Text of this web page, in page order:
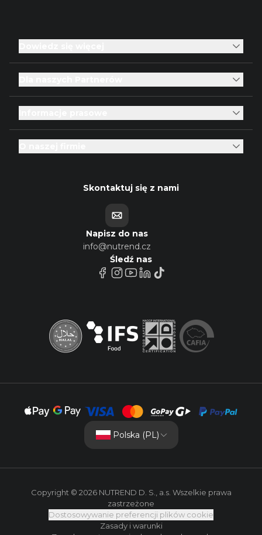
Skontaktuj się z nami
Napisz do nas
info@nutrend.cz
Śledź nas
Polska (PL)
Copyright © 2026 NUTREND D. S., a.s. Wszelkie prawa
zastrzeżone
Dostosowywanie preferencji plików cookie
Zasady i warunki